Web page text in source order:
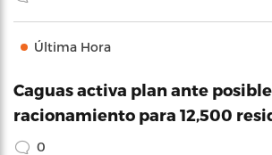
Última Hora
Caguas activa plan ante posible
racionamiento para 12,500
0